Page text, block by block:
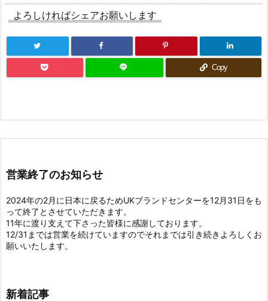
よろしければシェアお願いします
Copy
営業終了のお知らせ
2024年の2月に日本に戻るためUKブランドセンターを12月31日をも
って終了とさせていただきます。
11年に渡り支えて下さった皆様に感謝しております。
12/31までは営業を続けていますのでそれまでは引き続きよろしくお
願いいたします。
新着記事